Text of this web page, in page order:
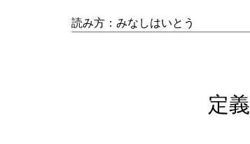
読み方：みなしはいとう
定義